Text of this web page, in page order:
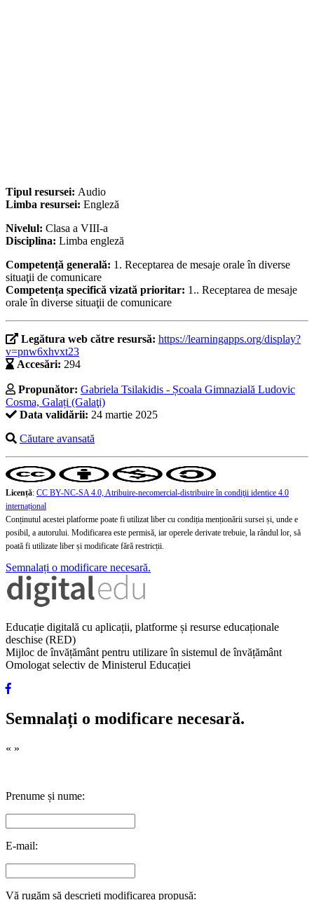
Tipul resursei: Audio
Limba resursei: Engleză
Nivelul: Clasa a VIII-a
Disciplina: Limba engleză
Competență generală: 1. Receptarea de mesaje orale în diverse
situaţii de comunicare
Competența specifică vizată prioritar: 1.. Receptarea de mesaje
orale în diverse situaţii de comunicare
Legătura web către resursă: https://learningapps.org/display?
v=pnw6xhvxt23
Accesări: 294
Propunător: Gabriela Tsilakidis - Școala Gimnazială Ludovic
Cosma, Galați (Galaţi)
Data validării: 24 martie 2025
Căutare avansată
Licență: CC BY-NC-SA 4.0, Atribuire-necomercial-distribuire în condiţii identice 4.0
internațional
Conținutul acestei platforme poate fi utilizat liber cu condiția menționării sursei și, unde e
posibil, a autorului. Modificarea este permisă, iar operele derivate trebuie, la rândul lor, să
poată fi utilizate liber și modificate fără restricții.
Semnalați o modificare necesară.
Educație digitală cu aplicații, platforme și resurse educaționale
deschise (RED)
Mijloc de învățământ pentru utilizare în sistemul de învățământ
Omologat selectiv de Ministerul Educației
Semnalați o modificare necesară.
« »
Prenume și nume:
E-mail:
Vă rugăm să descrieți modificarea propusă: